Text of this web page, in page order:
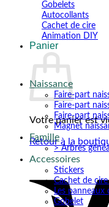
Panier
Votre panier est
Retour à la
Gobelets
Autocollants
Cachet de cire
Animation DIY
Naissance
Faire-part
Faire-part
Faire-part
Magnet
Famille
> Arbres
Accessoires
Stickers
Cachet de
Les panneaux
Gobelet